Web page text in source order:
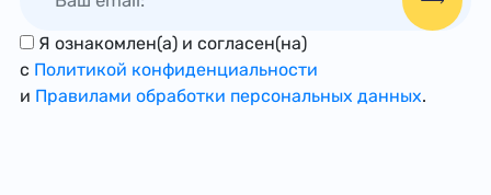
Я ознакомлен(а) и согласен(на)
с Политикой конфиденциальности
и Правилами обработки персональных данных.